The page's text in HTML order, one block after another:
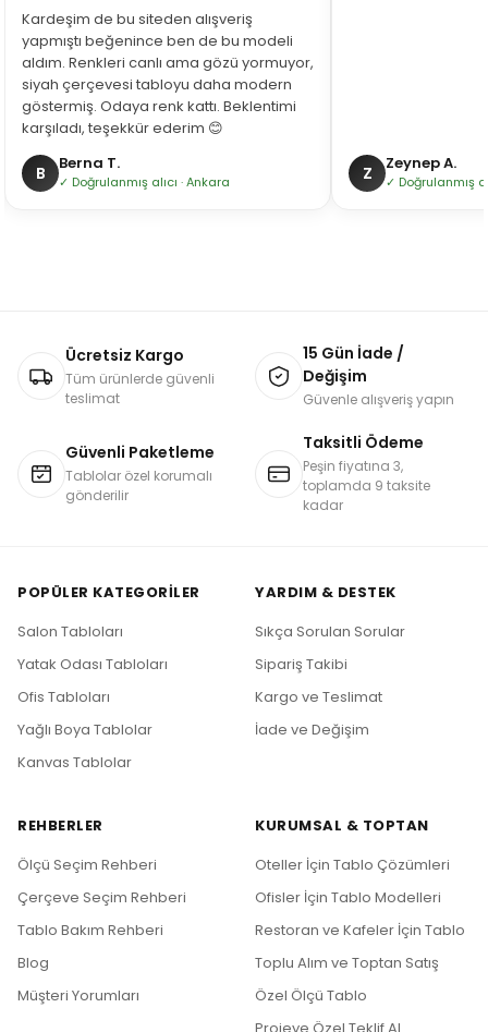
Kardeşim de bu siteden alışveriş
yapmıştı beğenince ben de bu modeli
aldım. Renkleri canlı ama gözü yormuyor,
siyah çerçevesi tabloyu daha modern
göstermiş. Odaya renk kattı. Beklentimi
karşıladı, teşekkür ederim 😊
B Berna T.
✓ Doğrulanmış alıcı · Ankara Z Zeynep A.
✓ Doğrulanmış
Ücretsiz Kargo
Tüm ürünlerde güvenli
teslimat
15 Gün İade /
Değişim
Güvenle alışveriş yapın
Güvenli Paketleme
Tablolar özel korumalı
gönderilir
Taksitli Ödeme
Peşin fiyatına 3,
toplamda 9 taksite
kadar
POPÜLER KATEGORILER
Salon Tabloları
Yatak Odası Tabloları
Ofis Tabloları
Yağlı Boya Tablolar
Kanvas Tablolar
YARDIM & DESTEK
Sıkça Sorulan Sorular
Sipariş Takibi
Kargo ve Teslimat
İade ve Değişim
REHBERLER
Ölçü Seçim Rehberi
Çerçeve Seçim Rehberi
Tablo Bakım Rehberi
Blog
Müşteri Yorumları
KURUMSAL & TOPTAN
Oteller İçin Tablo Çözümleri
Ofisler İçin Tablo Modelleri
Restoran ve Kafeler İçin Tablo
Toplu Alım ve Toptan Satış
Özel Ölçü Tablo